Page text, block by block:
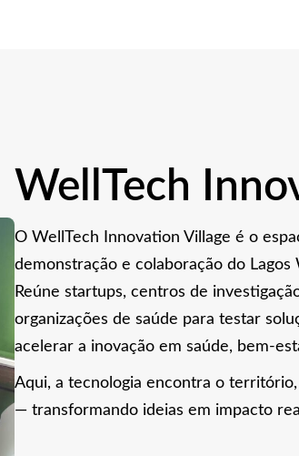
WellTech
O WellTech Innovation Village é o
demonstração e colaboração do Lagos
Reúne startups, centros de
organizações de saúde para testar
acelerar a inovação em saúde, bem-
Aqui, a tecnologia encontra o
— transformando ideias em impacto